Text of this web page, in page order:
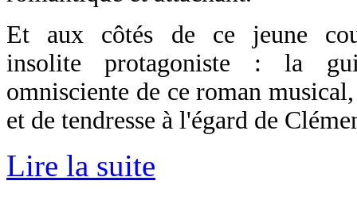
Et aux côtés de ce jeune
insolite protagoniste : la
omnisciente de ce roman
et de tendresse à l'égard de
Lire la suite